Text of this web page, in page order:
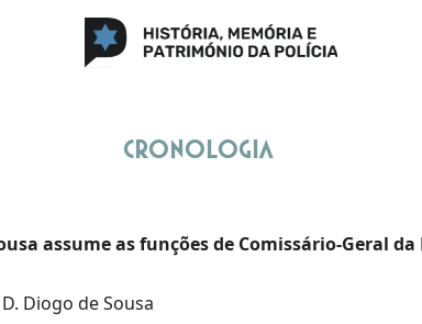
Cronologia
assume as funções de Comissário-Geral
Diogo de Sousa